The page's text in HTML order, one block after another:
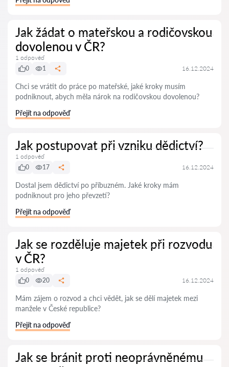
Jak žádat o mateřskou a rodičovskou
dovolenou v ČR?
1 odpověď
0
1 16.12.2024
Chci se vrátit do práce po mateřské, jaké kroky musím
podniknout, abych měla nárok na rodičovskou dovolenou?
Přejít na odpověď
Jak postupovat při vzniku dědictví?
1 odpověď
0
17 16.12.2024
Dostal jsem dědictví po příbuzném. Jaké kroky mám
podniknout pro jeho převzetí?
Přejít na odpověď
Jak se rozděluje majetek při rozvodu
v ČR?
1 odpověď
0
20 16.12.2024
Mám zájem o rozvod a chci vědět, jak se dělí majetek mezi
manžele v České republice?
Přejít na odpověď
Jak se bránit proti neoprávněnému